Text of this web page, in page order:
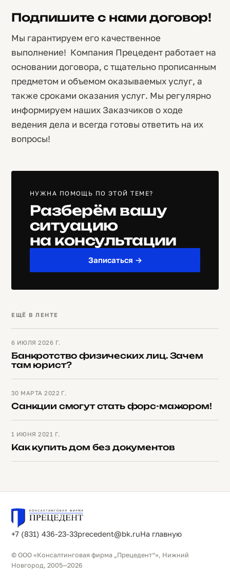
Подпишите с нами договор!
Мы гарантируем его качественное
выполнение! Компания Прецедент работает на
основании договора, с тщательно прописанным
предметом и объемом оказываемых услуг, а
также сроками оказания услуг. Мы регулярно
информируем наших Заказчиков о ходе
ведения дела и всегда готовы ответить на их
вопросы!
НУЖНА ПОМОЩЬ ПО ЭТОЙ ТЕМЕ?
Разберём вашу
ситуацию
на консультации
Записаться →
ЕЩЁ В ЛЕНТЕ
6 ИЮЛЯ 2026 Г.
Банкротство физических лиц. Зачем
там юрист?
30 МАРТА 2022 Г.
Санкции смогут стать форс-мажором!
1 ИЮНЯ 2021 Г.
Как купить дом без документов
+7 (831) 436-23-33precedent@bk.ruНа главную
© ООО «Консалтинговая фирма „Прецедент“», Нижний
Новгород, 2005—2026